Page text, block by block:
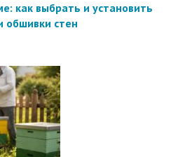
как выбрать и установить
обшивки стен